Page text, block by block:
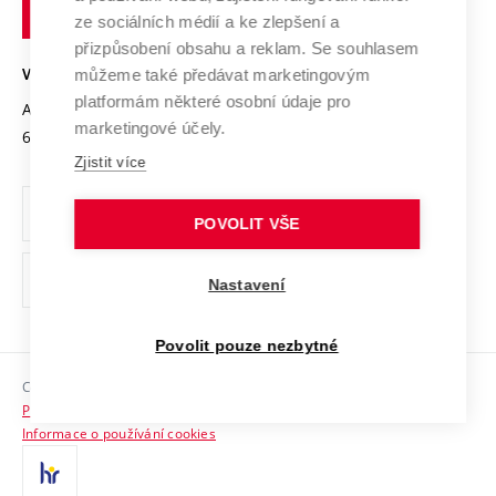
Open Science
Projekty
Projekty ze strukturálních fondů
Specifický výzkum
Mezinárodní dohody
Univerzitní sítě
Podnikavá univerzita / ContriBUTe
Bezpečná univerzita
Vyznamenání
Organizační struktura
Ochrana osobních údajů
odkaz)
Sociální bezpečí
HR Award
Kontakty
technické
VYSOKÉ UČENÍ TECHNICKÉ V BRNĚ
Antonínská 548/1
602 00 Brno
www.vut.cz
vut@vutbr.cz
Copyright © 2026 VUT
Prohlášení o přístupnosti
Informace o používání cookies
ze sociálních médií a ke zlepšení a
přizpůsobení obsahu a reklam. Se souhlasem
můžeme také předávat marketingovým
platformám některé osobní údaje pro
marketingové účely.
Zjistit více
POVOLIT VŠE
Nastavení
Povolit pouze nezbytné